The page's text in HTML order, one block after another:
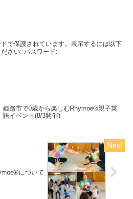
で保護されています。表示するには以下
さい: パスワード:
姫路市で0歳から楽しむRhymoe®親子英
語イベント(8/3開催)
について